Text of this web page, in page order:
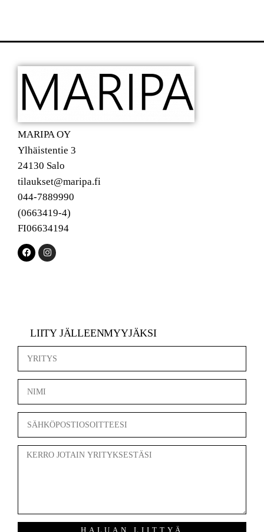
MARIPA OY
Ylhäistentie 3
24130 Salo
tilaukset@maripa.fi
044-7889990
(0663419-4)
FI06634194
LIITY JÄLLEENMYYJÄKSI
HALUAN LIITTYÄ